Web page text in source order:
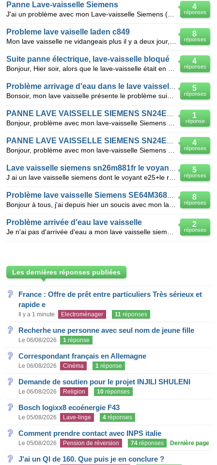
4
réponses
Panne Lave-vaisselle Siemens
8
réponses
Probleme lave vaiselle laden c849
4
réponses
Suite panne électrique, lave-vaisselle bloqué
5
réponses
1
réponse
4
réponses
5
réponses
8
réponses
2
réponses
Problème arrivée d'eau lave vaisselle
Les dernières réponses publiées
France : Offre de prêt entre particuliers Très sérieux et
rapide e
Il y a 1 minute Electroménager 11 réponses
Recherhe une personne avec seul nom de jeune fille
Le 06/08/2026 1 réponse
Correspondant français en Allemagne
Le 06/08/2026 Cinéma 1 réponse
Demande de soutien pour le projet INJILI SHULENI
Le 06/08/2026 Religion 10 réponses
Bosch logixx8 ecoénergie F43
Le 05/08/2026 Lave-linge 4 réponses
Comment prendre contact avec INPS italie
Le 05/08/2026 Pension de réversion 74 réponses Dernière page
J'ai un QI de 160. Que puis je en conclure ?